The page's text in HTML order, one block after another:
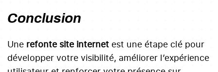
Conclusion
Une refonte site internet est une étape clé pour
développer votre visibilité, améliorer l’expérience